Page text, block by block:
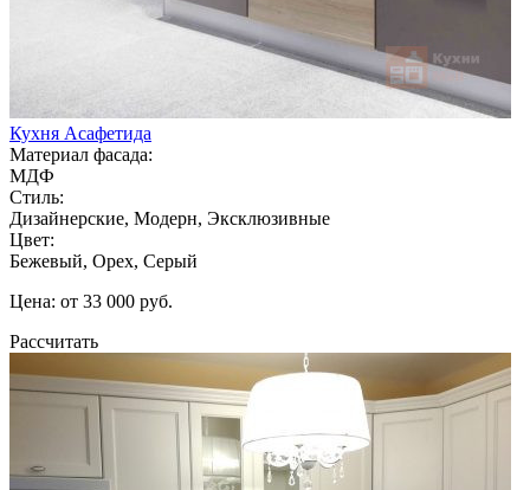
Кухня Асафетида
Материал фасада:
МДФ
Стиль:
Дизайнерские, Модерн, Эксклюзивные
Цвет:
Бежевый, Орех, Серый
Цена: от 33 000 руб.
Рассчитать